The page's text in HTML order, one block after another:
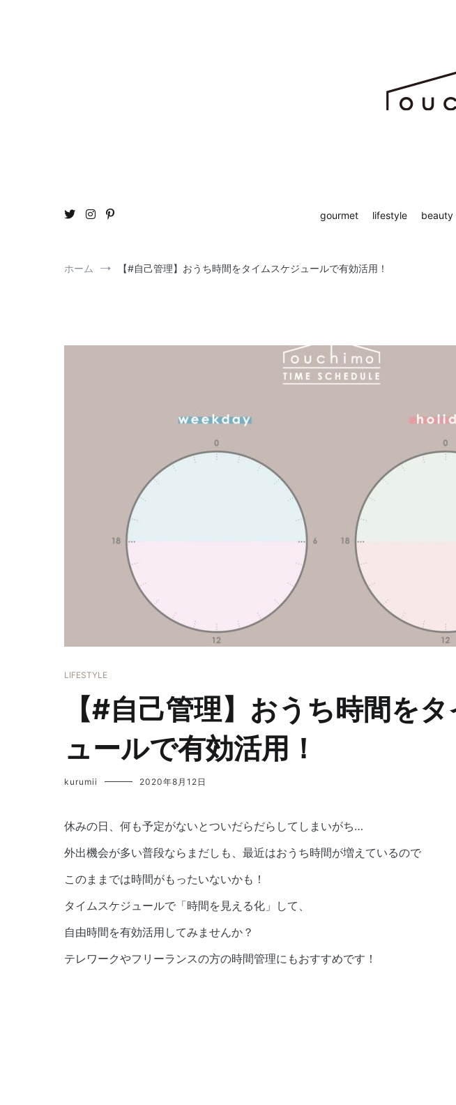
gourmet
lifestyle beauty
ホーム 【#自己管理】おうち時間をタイムスケジュールで有効活用！
LIFESTYLE
【#自己管理】おうち時間を
ュールで有効活用！
kurumii 2020年8月12日
休みの日、何も予定がないとついだらだらしてしまいがち…
外出機会が多い普段ならまだしも、最近はおうち時間が増えているので
このままでは時間がもったいないかも！
タイムスケジュールで「時間を見える化」して、
自由時間を有効活用してみませんか？
テレワークやフリーランスの方の時間管理にもおすすめです！